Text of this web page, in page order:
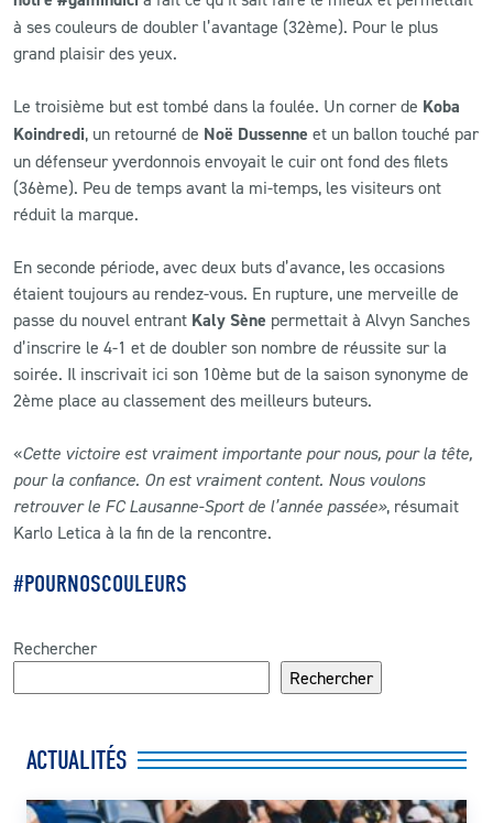
à ses couleurs de doubler l’avantage (32ème). Pour le plus
grand plaisir des yeux.
Le troisième but est tombé dans la foulée. Un corner de Koba
Koindredi, un retourné de Noë Dussenne et un ballon touché par
un défenseur yverdonnois envoyait le cuir ont fond des filets
(36ème). Peu de temps avant la mi-temps, les visiteurs ont
réduit la marque.
En seconde période, avec deux buts d’avance, les occasions
étaient toujours au rendez-vous. En rupture, une merveille de
passe du nouvel entrant Kaly Sène permettait à Alvyn Sanches
d’inscrire le 4-1 et de doubler son nombre de réussite sur la
soirée. Il inscrivait ici son 10ème but de la saison synonyme de
2ème place au classement des meilleurs buteurs.
«Cette victoire est vraiment importante pour nous, pour la tête,
pour la confiance. On est vraiment content. Nous voulons
retrouver le FC Lausanne-Sport de l’année passée», résumait
Karlo Letica à la fin de la rencontre.
#POURNOSCOULEURS
Rechercher
Rechercher
ACTUALITÉS